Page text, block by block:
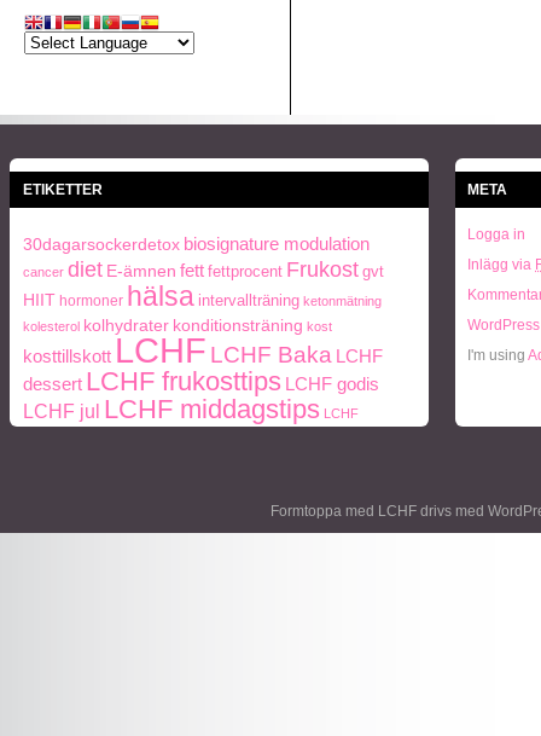
ETIKETTER
30dagarsockerdetox biosignature modulation
cancer diet E-ämnen fett fettprocent Frukost gvt
HIIT hormoner hälsa intervallträning ketonmätning
kolesterol kolhydrater konditionsträning kost
kosttillskott LCHF LCHF Baka LCHF
dessert LCHF frukosttips LCHF godis
LCHF jul LCHF middagstips LCHF
socker
META
Logga in
Inlägg via
I'm using
Formtoppa med LCHF drivs med